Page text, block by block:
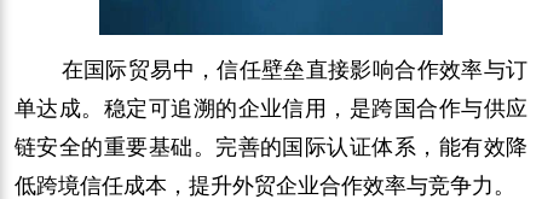
在国际贸易中，信任壁垒直接影响合作效率与订
单达成。稳定可追溯的企业信用，是跨国合作与供应
链安全的重要基础。完善的国际认证体系，能有效降
低跨境信任成本，提升外贸企业合作效率与竞争力。